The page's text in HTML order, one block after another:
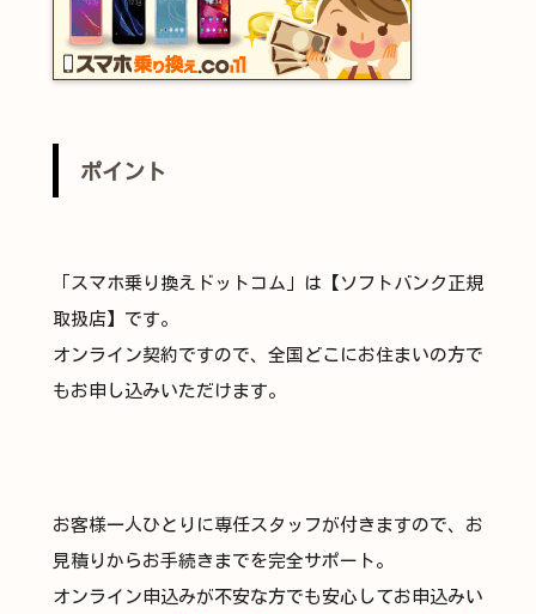
ポイント
「スマホ乗り換えドットコム」は【ソフトバンク正規
取扱店】です。
オンライン契約ですので、全国どこにお住まいの方で
もお申し込みいただけます。
お客様一人ひとりに専任スタッフが付きますので、お
見積りからお手続きまでを完全サポート。
オンライン申込みが不安な方でも安心してお申込みい